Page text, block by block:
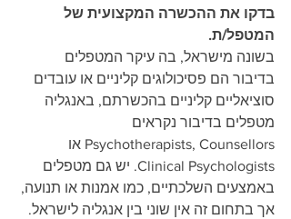
בדקו את ההכשרה המקצועית של
המטפל/ת.
בשונה מישראל, בה עיקר המטפלים
בדיבור הם פסיכולוגים קליניים או עובדים
סוציאליים קליניים בהכשרתם, באנגליה
מטפלים בדיבור נקראים
Psychotherapists, Counsellors או
Clinical Psychologists. יש גם מטפלים
באמצעים השלכתיים, כמו אמנות או תנועה,
אך בתחום זה אין שוני בין אנגליה לישראל.